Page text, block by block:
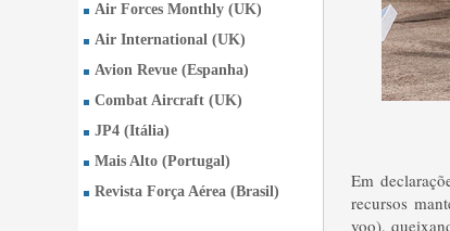
Air Forces Monthly (UK)
Air International (UK)
Avion Revue (Espanha)
Combat Aircraft (UK)
JP4 (Itália)
Mais Alto (Portugal)
Revista Força Aérea (Brasil)
Em
recursos
voo),